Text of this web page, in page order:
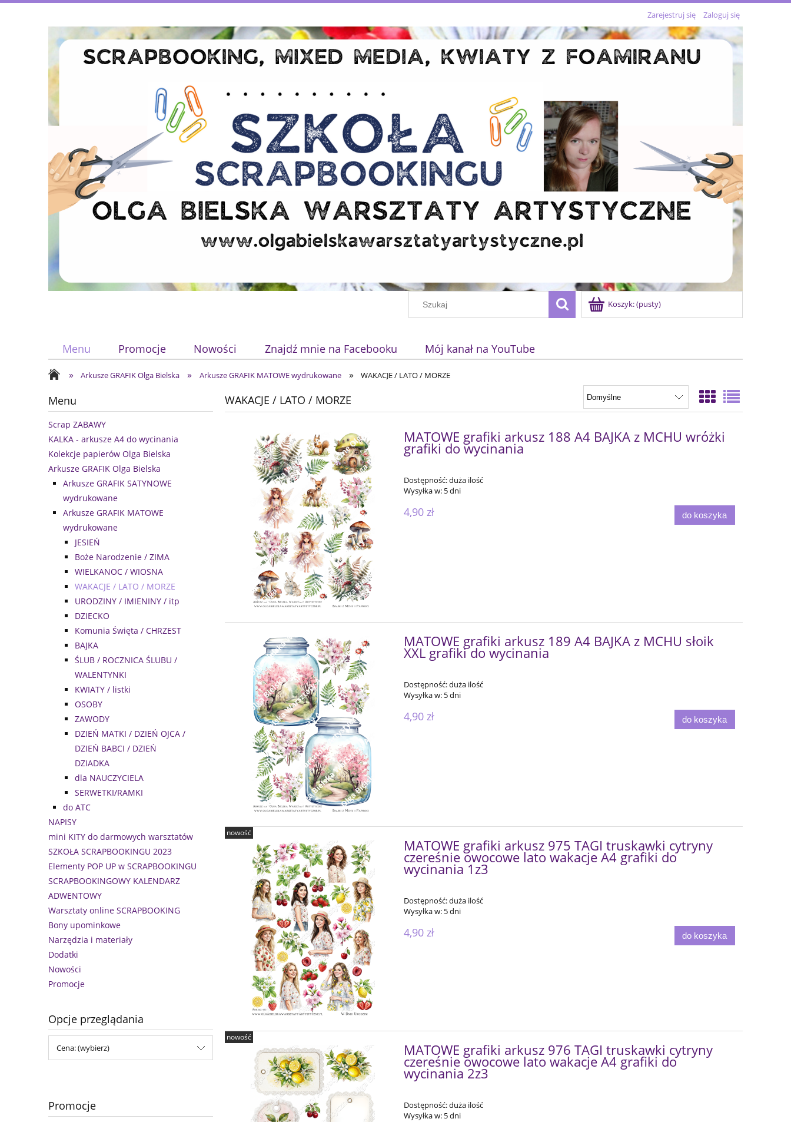
Zarejestruj się Zaloguj się
Koszyk:(pusty)
Menu Promocje Nowości Znajdź mnie na Facebooku Mój kanał na YouTube
» Arkusze GRAFIK Olga Bielska » Arkusze GRAFIK MATOWE wydrukowane » WAKACJE / LATO / MORZE
Menu
Scrap ZABAWY
KALKA - arkusze A4 do wycinania
Kolekcje papierów Olga Bielska
Arkusze GRAFIK Olga Bielska
Arkusze GRAFIK SATYNOWE
wydrukowane
Arkusze GRAFIK MATOWE
wydrukowane
JESIEŃ
Boże Narodzenie / ZIMA
WIELKANOC / WIOSNA
WAKACJE / LATO / MORZE
URODZINY / IMIENINY / itp
DZIECKO
Komunia Święta / CHRZEST
BAJKA
ŚLUB / ROCZNICA ŚLUBU /
WALENTYNKI
KWIATY / listki
OSOBY
ZAWODY
DZIEŃ MATKI / DZIEŃ OJCA /
DZIEŃ BABCI / DZIEŃ
DZIADKA
dla NAUCZYCIELA
SERWETKI/RAMKI
do ATC
NAPISY
mini KITY do darmowych warsztatów
SZKOŁA SCRAPBOOKINGU 2023
Elementy POP UP w SCRAPBOOKINGU
SCRAPBOOKINGOWY KALENDARZ
ADWENTOWY
Warsztaty online SCRAPBOOKING
Bony upominkowe
Narzędzia i materiały
Dodatki
Nowości
Promocje
Opcje przeglądania
Cena: (wybierz)
Promocje
WAKACJE / LATO / MORZE
MATOWE grafiki arkusz 188 A4 BAJKA z MCHU wróżki
grafiki do wycinania
Dostępność:duża ilość
Wysyłka w: 5 dni
4,90 zł do koszyka
MATOWE grafiki arkusz 189 A4 BAJKA z MCHU słoik
XXL grafiki do wycinania
Dostępność:duża ilość
Wysyłka w: 5 dni
4,90 zł do koszyka
MATOWE grafiki arkusz 975 TAGI truskawki cytryny
czereśnie owocowe lato wakacje A4 grafiki do
wycinania 1z3
Dostępność:duża ilość
Wysyłka w: 5 dni
4,90 zł do koszyka
nowość
MATOWE grafiki arkusz 976 TAGI truskawki cytryny
czereśnie owocowe lato wakacje A4 grafiki do
wycinania 2z3
Dostępność:duża ilość
Wysyłka w: 5 dni
nowość